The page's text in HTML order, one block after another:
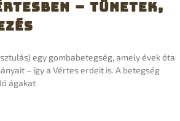
– tünetek,
egy gombabetegség, amely évek óta
– így a Vértes erdeit is. A betegség
ágakat